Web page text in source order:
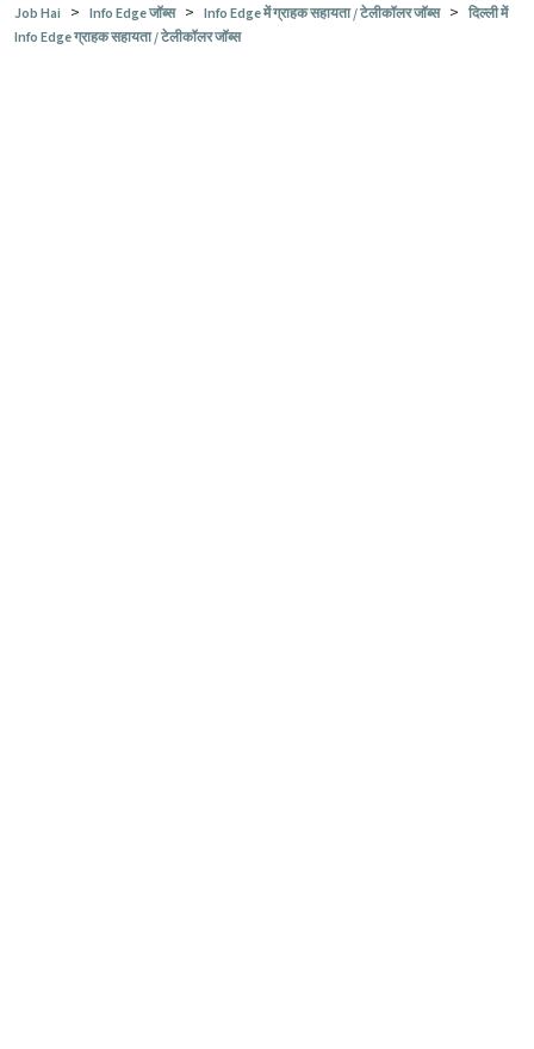
Job Hai > Info Edge जॉब्स > Info Edge में ग्राहक सहायता / टेलीकॉलर जॉब्स > दिल्ली में
Info Edge ग्राहक सहायता / टेलीकॉलर जॉब्स